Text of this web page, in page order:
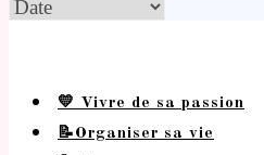
💛 Vivre de sa passion
📝Organiser sa vie